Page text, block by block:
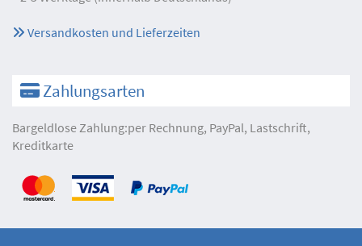
Versandkosten und Lieferzeiten
Zahlungsarten
Bargeldlose Zahlung:per Rechnung, PayPal, Lastschrift,
Kreditkarte